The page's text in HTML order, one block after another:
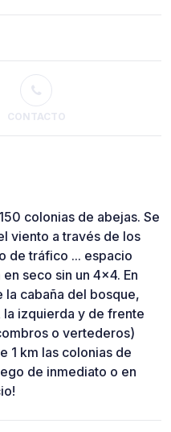
CONTACTO
colonias de abejas. Se
viento a través de los
de tráfico ... espacio
seco sin un 4x4. En
cabaña del bosque,
izquierda y de frente
o vertederos)
1 km las colonias de
de inmediato o en